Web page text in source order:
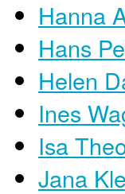
Hanna
Hans
Helen
Ines
Isa
Jana